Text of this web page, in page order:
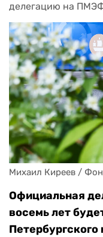
делегацию на
Михаил Киреев /
Официальная
восемь лет